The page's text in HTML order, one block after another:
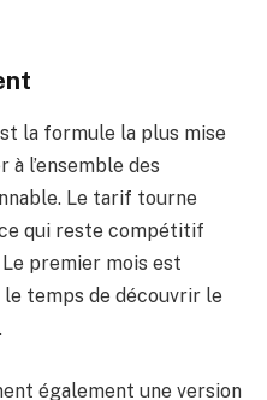
la formule la plus mise
à l’ensemble des
Le tarif tourne
qui reste compétitif
premier mois est
temps de découvrir le
également une version